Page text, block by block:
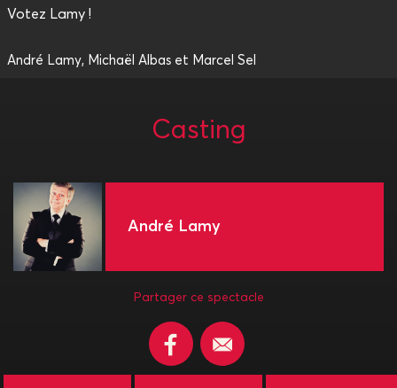
Votez Lamy !
André Lamy, Michaël Albas et Marcel Sel
Casting
André Lamy
Partager ce spectacle